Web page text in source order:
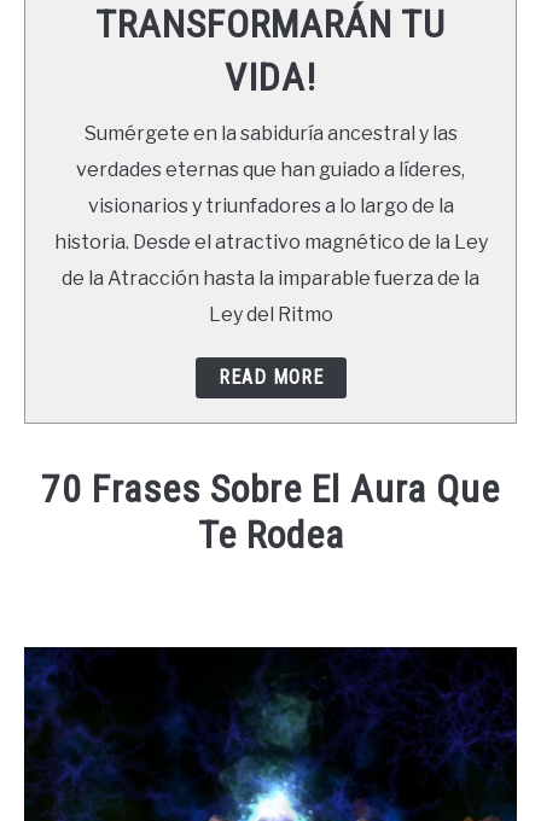
RECURSOS
NEWSLETTER
TRANSFORMARÁN TU
VIDA!
Sumérgete en la sabiduría ancestral y las
verdades eternas que han guiado a líderes,
visionarios y triunfadores a lo largo de la
historia. Desde el atractivo magnético de la Ley
de la Atracción hasta la imparable fuerza de la
Ley del Ritmo
READ MORE
70 Frases Sobre El Aura Que
Te Rodea
in
Frases